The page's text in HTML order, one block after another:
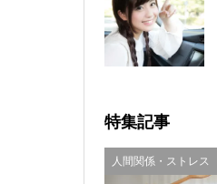
のサイン
特集記事
人間関係・ストレス